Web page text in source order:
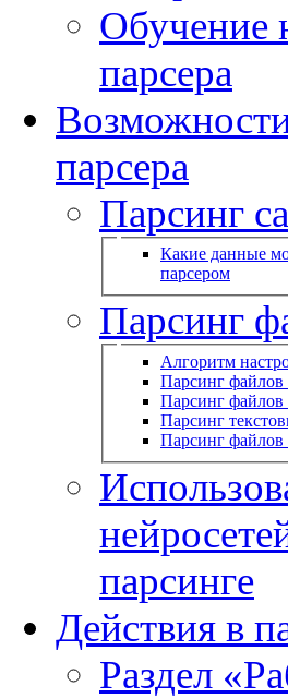
Обучение
парсера
парсера
Парсинг
Какие данные
парсером
Парсинг
Алгоритм
Парсинг файлов
Парсинг файлов
Парсинг
Парсинг файлов
парсинге
Действия в
Раздел